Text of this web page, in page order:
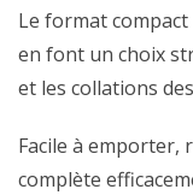
Le format
en font un choix
et les collations
Facile à emporter,
complète